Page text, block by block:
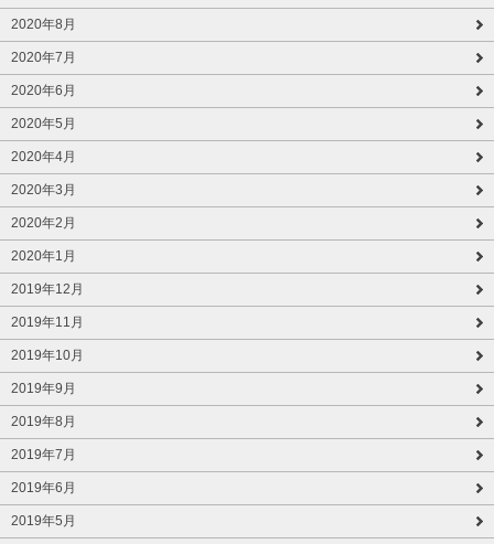
2020年8月
2020年7月
2020年6月
2020年5月
2020年4月
2020年3月
2020年2月
2020年1月
2019年12月
2019年11月
2019年10月
2019年9月
2019年8月
2019年7月
2019年6月
2019年5月